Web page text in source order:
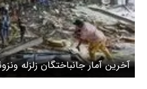
آخرین آمار جانباختگان زلزله
کشورهای کمک‌کننده